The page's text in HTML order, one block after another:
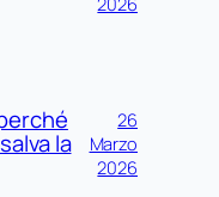
la
26
Marzo
2026